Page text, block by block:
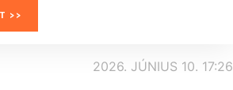
>>
2026. JÚNIUS 10. 17:26